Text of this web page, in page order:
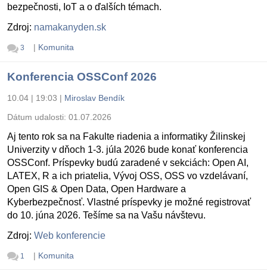
bezpečnosti, IoT a o ďalších témach.
Zdroj: namakanyden.sk
3 | Komunita
Konferencia OSSConf 2026
10.04 | 19:03 | Miroslav Bendík
Dátum udalosti: 01.07.2026
Aj tento rok sa na Fakulte riadenia a informatiky Žilinskej
Univerzity v dňoch 1-3. júla 2026 bude konať konferencia
OSSConf. Príspevky budú zaradené v sekciách: Open AI,
LATEX, R a ich priatelia, Vývoj OSS, OSS vo vzdelávaní,
Open GIS & Open Data, Open Hardware a
Kyberbezpečnosť. Vlastné príspevky je možné registrovať
do 10. júna 2026. Tešíme sa na Vašu návštevu.
Zdroj: Web konferencie
1 | Komunita